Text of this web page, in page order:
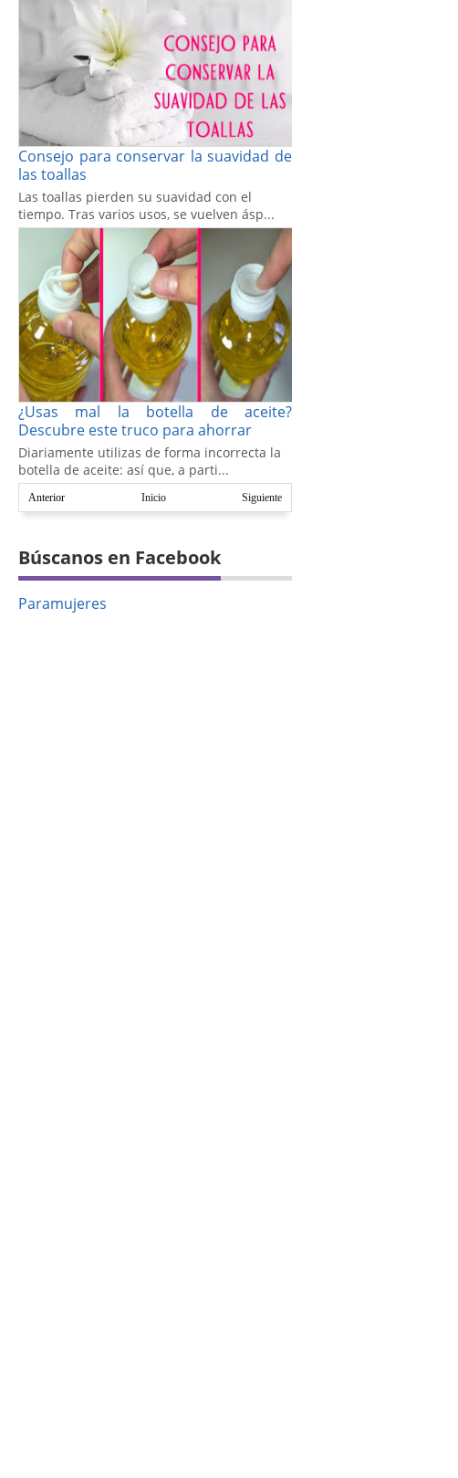
Consejo para conservar la suavidad de
las toallas
Las toallas pierden su suavidad con el
tiempo. Tras varios usos, se vuelven ásp...
¿Usas mal la botella de aceite?
Descubre este truco para ahorrar
Diariamente utilizas de forma incorrecta la
botella de aceite: así que, a parti...
Anterior Siguiente
Inicio
Búscanos en Facebook
Paramujeres